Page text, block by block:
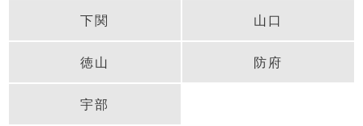
下関 山口
徳山 防府
宇部